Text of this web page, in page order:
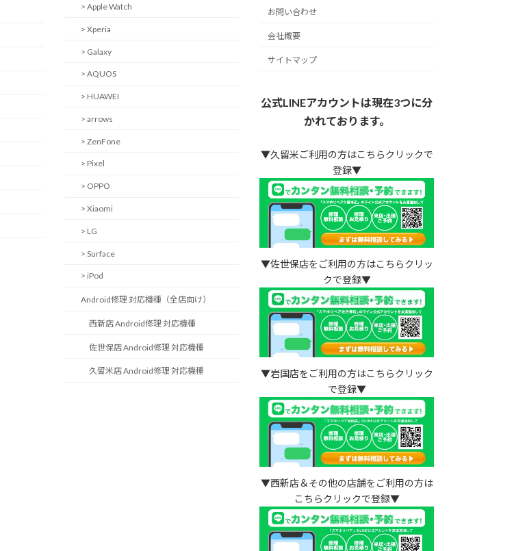
> Apple Watch
> Xperia
> Galaxy
> AQUOS
> HUAWEI
> arrows
> ZenFone
> Pixel
> OPPO
> Xiaomi
> LG
> Surface
> iPod
Android修理 対応機種（全店向け）
西新店 Android修理 対応機種
佐世保店 Android修理 対応機種
久留米店 Android修理 対応機種
お問い合わせ
会社概要
サイトマップ
公式LINEアカウントは現在3つに分
かれております。
▼久留米ご利用の方はこちらクリックで
登録▼
▼佐世保店をご利用の方はこちらクリッ
クで登録▼
▼岩国店をご利用の方はこちらクリック
で登録▼
▼西新店＆その他の店舗をご利用の方は
こちらクリックで登録▼